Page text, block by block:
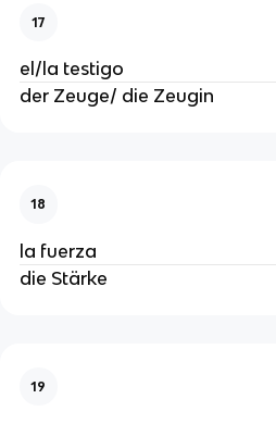
17
el/la testigo
der Zeuge/ die Zeugin
18
la fuerza
die Stärke
19